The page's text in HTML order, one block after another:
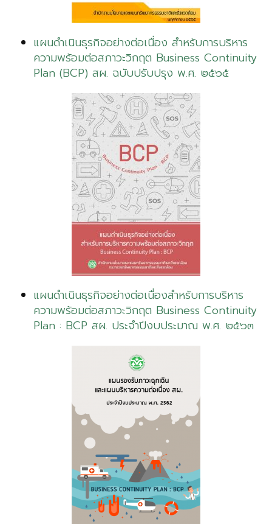
แผนดำเนินธุรกิจอย่างต่อเนื่อง สำหรับการบริหาร
ความพร้อมต่อสภาวะวิกฤต Business Continuity
Plan (BCP) สผ. ฉบับปรับปรุง พ.ศ. ๒๕๖๕
แผนดำเนินธุรกิจอย่างต่อเนื่องสำหรับการบริหาร
ความพร้อมต่อสภาวะวิกฤต Business Continuity
Plan : BCP สผ. ประจำปีงบประมาณ พ.ศ. ๒๕๖๓